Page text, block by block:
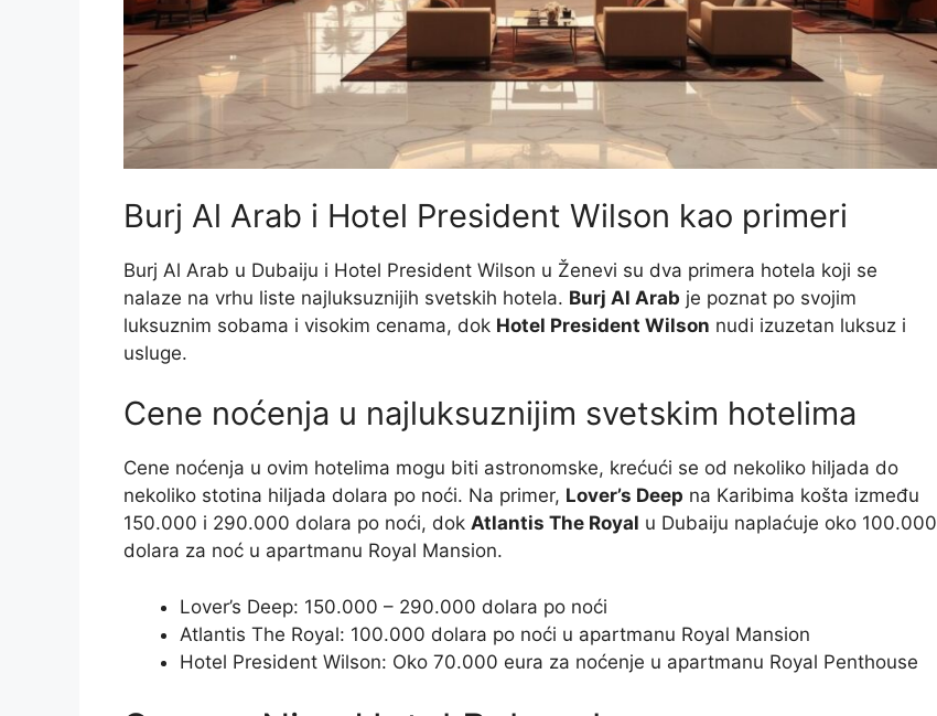
Burj Al Arab i Hotel President Wilson kao primeri
Burj Al Arab u Dubaiju i Hotel President Wilson u Ženevi su dva primera hotela koji se
nalaze na vrhu liste najluksuznijih svetskih hotela. Burj Al Arab je poznat po svojim
luksuznim sobama i visokim cenama, dok Hotel President Wilson nudi izuzetan luksuz i
usluge.
Cene noćenja u najluksuznijim svetskim hotelima
Cene noćenja u ovim hotelima mogu biti astronomske, krećući se od nekoliko hiljada do
nekoliko stotina hiljada dolara po noći. Na primer, Lover’s Deep na Karibima košta između
150.000 i 290.000 dolara po noći, dok Atlantis The Royal u Dubaiju naplaćuje oko 100.000
dolara za noć u apartmanu Royal Mansion.
Lover’s Deep: 150.000 – 290.000 dolara po noći
Atlantis The Royal: 100.000 dolara po noći u apartmanu Royal Mansion
Hotel President Wilson: Oko 70.000 eura za noćenje u apartmanu Royal Penthouse